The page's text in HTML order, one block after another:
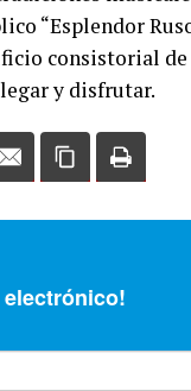
“Esplendor
consistorial
y disfrutar.